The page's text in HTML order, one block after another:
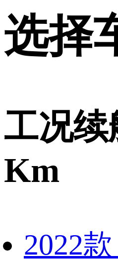
选择
工况续
Km
2022